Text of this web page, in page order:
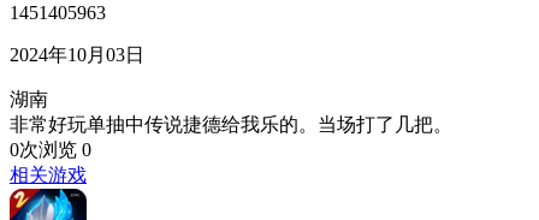
1451405963
2024年10月03日
湖南
非常好玩单抽中传说捷德给我乐的。当场打了几把。
0次浏览 0
相关游戏